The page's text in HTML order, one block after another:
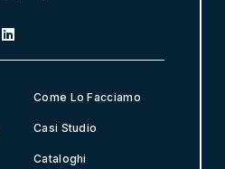
Come Lo Facciamo
Casi Studio
Cataloghi